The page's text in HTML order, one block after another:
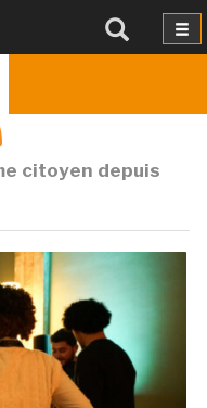
citoyen depuis